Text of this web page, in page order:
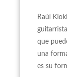
Raúl
que
una
es su